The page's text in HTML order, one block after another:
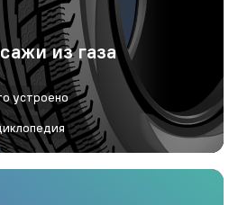
из газа
устроено